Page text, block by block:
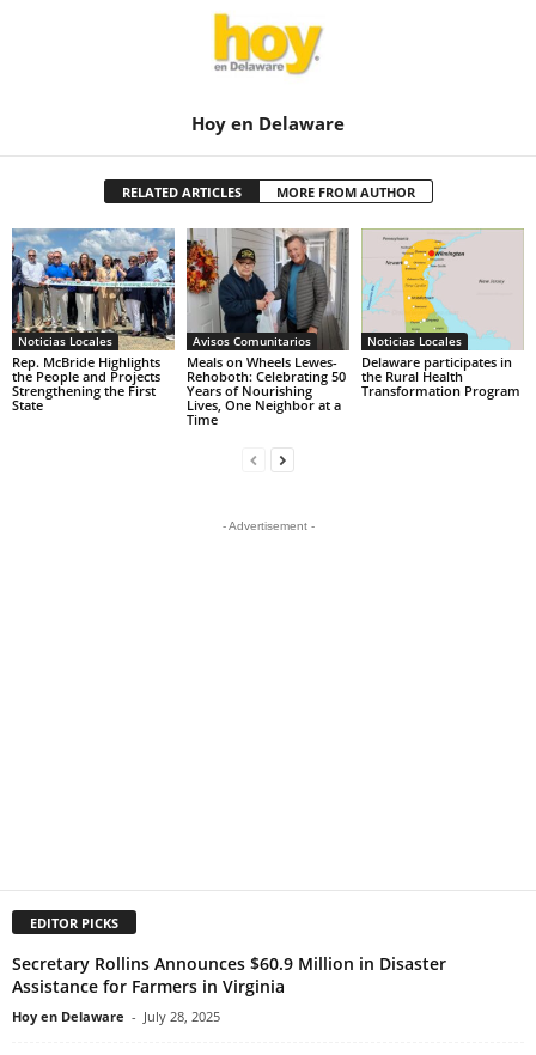
Hoy en Delaware
RELATED ARTICLES MORE FROM AUTHOR
Noticias Locales
Rep. McBride Highlights
the People and Projects
Strengthening the First
State
Avisos Comunitarios
Meals on Wheels Lewes-
Rehoboth: Celebrating 50
Years of Nourishing
Lives, One Neighbor at a
Time
Noticias Locales
Delaware participates in
the Rural Health
Transformation Program
- Advertisement -
EDITOR PICKS
Secretary Rollins Announces $60.9 Million in Disaster
Assistance for Farmers in Virginia
Hoy en Delaware - July 28, 2025